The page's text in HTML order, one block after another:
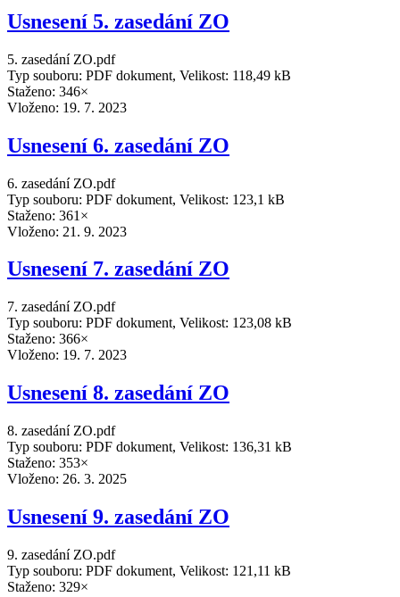
Usnesení 5. zasedání ZO
5. zasedání ZO.pdf
Typ souboru: PDF dokument, Velikost: 118,49 kB
Staženo: 346×
Vloženo: 19. 7. 2023
Usnesení 6. zasedání ZO
6. zasedání ZO.pdf
Typ souboru: PDF dokument, Velikost: 123,1 kB
Staženo: 361×
Vloženo: 21. 9. 2023
Usnesení 7. zasedání ZO
7. zasedání ZO.pdf
Typ souboru: PDF dokument, Velikost: 123,08 kB
Staženo: 366×
Vloženo: 19. 7. 2023
Usnesení 8. zasedání ZO
8. zasedání ZO.pdf
Typ souboru: PDF dokument, Velikost: 136,31 kB
Staženo: 353×
Vloženo: 26. 3. 2025
Usnesení 9. zasedání ZO
9. zasedání ZO.pdf
Typ souboru: PDF dokument, Velikost: 121,11 kB
Staženo: 329×